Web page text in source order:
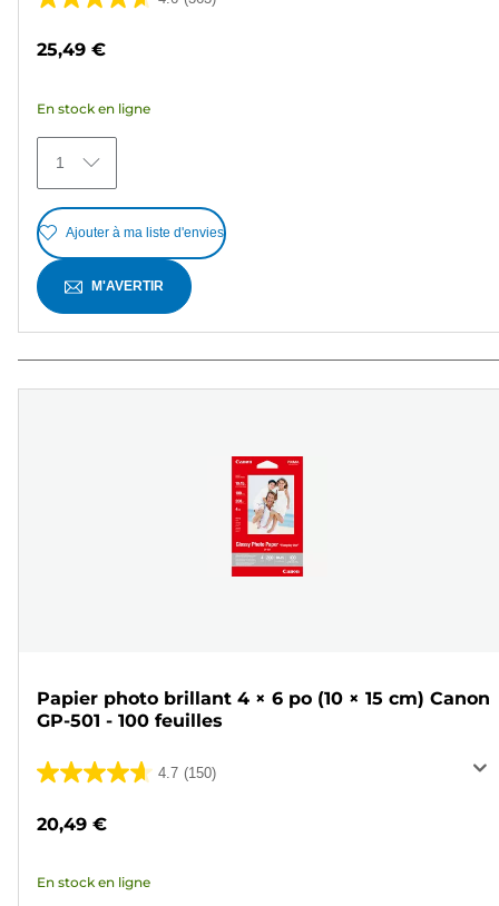
4.6
363
avis
25,49 €
En stock en ligne
1
Ajouter à ma liste d'envies
M'AVERTIR
Papier photo brillant 4 × 6 po (10 × 15 cm) Canon
GP-501 - 100 feuilles
4.7 (150)
4.7
5
150
20,49 €
En stock en ligne